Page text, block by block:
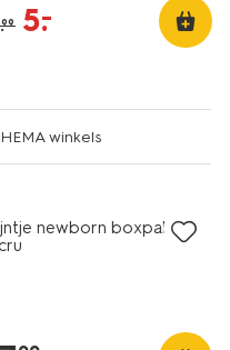
.99 5.
–
winkels
newborn boxpakje